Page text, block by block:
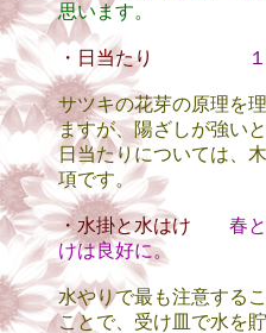
思います。
・日当たり
サツキの花芽の原理を
ますが、陽ざしが強い
日当たりについては、
項です。
・水掛と水はけ
春
けは良好に。
水やりで最も注意する
ことで、受け皿で水を